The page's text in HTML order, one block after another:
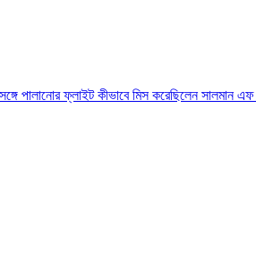
ফ্লাইট কীভাবে মিস করেছিলেন সালমান এফ রহমানঅস্ত্র-